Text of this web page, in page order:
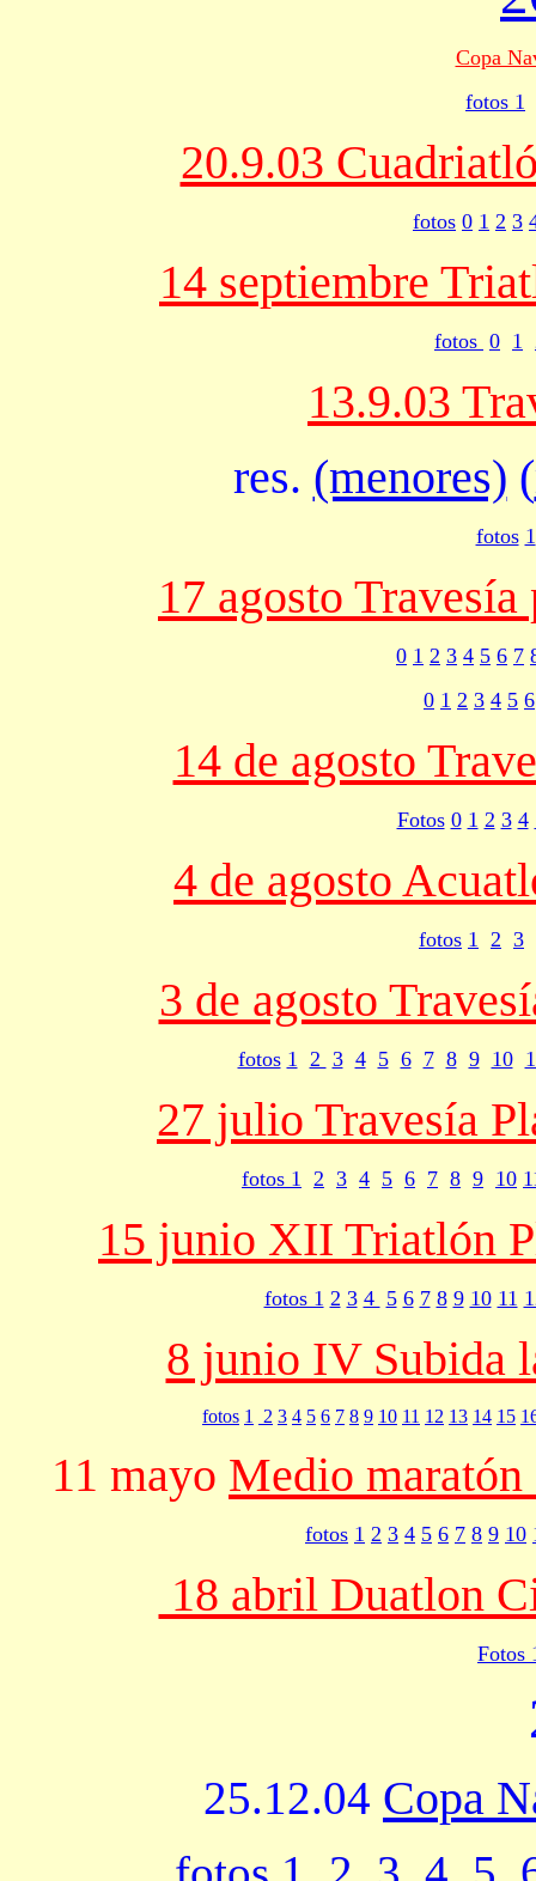
Copa
fotos 1
20.9.03
fotos 0 1 2 3
14 septiembre
fotos 0 1
13.9.03
res. (menores) (
fotos 1
17 agosto Travesía
0 1 2 3 4 5 6 7
0 1 2 3 4 5 6
14 de agosto
Fotos 0 1 2 3 4
4 de agosto
fotos 1 2 3
3 de agosto
fotos 1 2 3 4 5 6 7 8 9 10
27 julio Travesía
fotos 1 2 3 4 5 6 7 8 9 10
15 junio XII Triatlón
fotos 1 2 3 4 5 6 7 8 9 10 11
8 junio IV Subida
fotos 1 2 3 4 5 6 7 8 9 10 11 12 13 14 15
11 mayo Medio
fotos 1 2 3 4 5 6 7 8 9 10
18 abril Duatlon
Fotos
25.12.04 Copa